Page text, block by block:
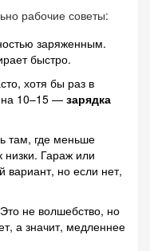
рабочие советы:
заряженным.
быстро.
хотя бы раз в
на 10–15 — зарядка
там, где меньше
низки. Гараж или
но если нет,
не волшебство, но
а значит, медленнее